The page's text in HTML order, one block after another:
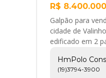
R$
Galpão para
cidade de
edificado em 2
cerâmicos,
Consultoria
(19)3794-3900